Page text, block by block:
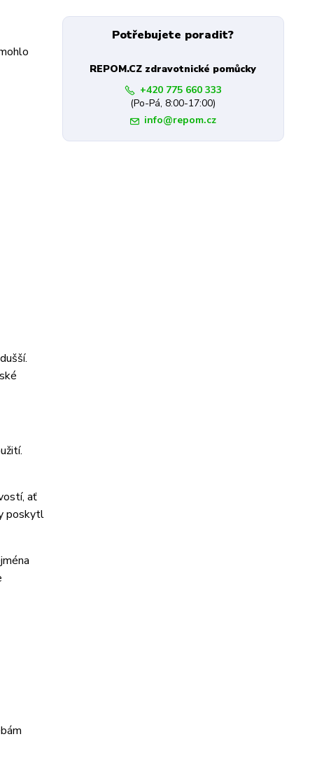
ať
poskytl
Potřebujete poradit?
REPOM.CZ zdravotnické pomůcky
+420 775 660 333
(Po-Pá, 8:00-17:00)
info@repom.cz